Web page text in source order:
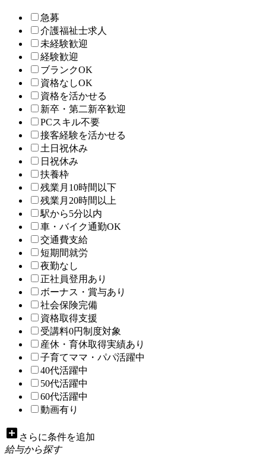
急募
介護福祉士求人
未経験歓迎
経験歓迎
ブランクOK
資格なしOK
資格を活かせる
新卒・第二新卒歓迎
PCスキル不要
接客経験を活かせる
土日祝休み
日祝休み
扶養枠
残業月10時間以下
残業月20時間以上
駅から5分以内
車・バイク通勤OK
交通費支給
短期間就労
夜勤なし
正社員登用あり
ボーナス・賞与あり
社会保険完備
資格取得支援
受講料0円制度対象
産休・育休取得実績あり
子育てママ・パパ活躍中
40代活躍中
50代活躍中
60代活躍中
動画有り
add_box さらに条件を追加
給与から探す